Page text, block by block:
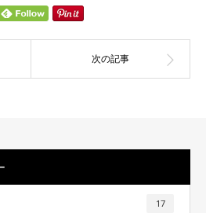
17